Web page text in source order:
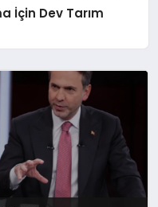
İçin Dev Tarım